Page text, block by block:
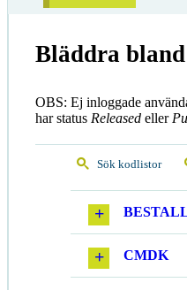
Bläddra
OBS: Ej inloggade
har status Released eller
Sök kodlistor
CMDK